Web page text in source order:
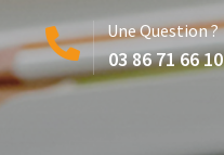
Une Question ?
03 86 71 66 10